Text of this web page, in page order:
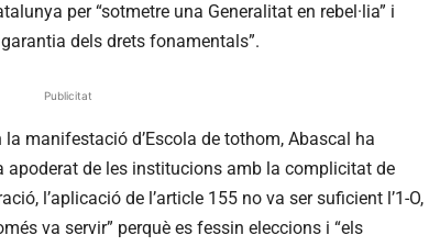
per “sotmetre una Generalitat en rebel·lia” i
dels drets fonamentals”.
Publicitat
manifestació d’Escola de tothom, Abascal ha
apoderat de les institucions amb la complicitat de
l’aplicació de l’article 155 no va ser suficient l’1-O,
va servir” perquè es fessin eleccions i “els